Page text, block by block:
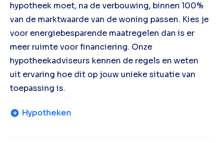
hypotheek moet, na de verbouwing, binnen 100%
van de marktwaarde van de woning passen. Kies je
voor energiebesparende maatregelen dan is er
meer ruimte voor financiering. Onze
hypotheekadviseurs kennen de regels en weten
uit ervaring hoe dit op jouw unieke situatie van
toepassing is.
Hypotheken